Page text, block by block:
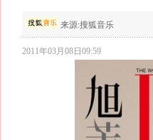
来源:搜狐音乐
2011年03月08日09:59